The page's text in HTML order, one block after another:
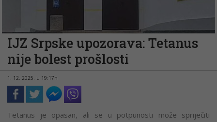
IJZ Srpske upozorava: Tetanus
nije bolest prošlosti
1. 12. 2025. u 19:17h
Tetanus je opasan, ali se u potpunosti može spriječiti